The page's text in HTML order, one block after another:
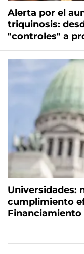
Alerta por el
triquinosis:
"controles" a
Universidades:
cumplimiento
Financiamiento